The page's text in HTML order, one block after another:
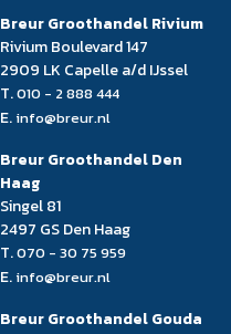
Breur Groothandel Rivium
Rivium Boulevard 147
2909 LK Capelle a/d IJssel
T.010 - 2 888 444
E. info@breur.nl
Breur Groothandel Den
Haag
Singel 81
2497 GS Den Haag
T.070 - 30 75 959
E. info@breur.nl
Breur Groothandel Gouda